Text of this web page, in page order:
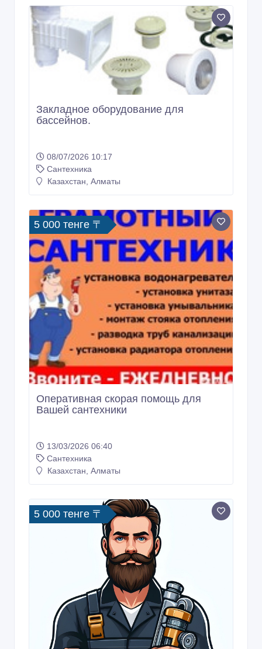
Закладное оборудование для
бассейнов.
08/07/2026 10:17
Сантехника
Казахстан, Алматы
5 000 тенге 〒
Оперативная скорая помощь для
Вашей сантехники
13/03/2026 06:40
Сантехника
Казахстан, Алматы
5 000 тенге 〒